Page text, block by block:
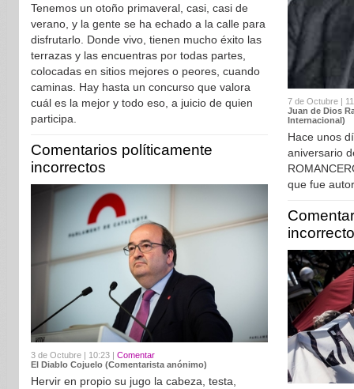
Tenemos un otoño primaveral, casi, casi de
verano, y la gente se ha echado a la calle para
disfrutarlo. Donde vivo, tienen mucho éxito las
terrazas y las encuentras por todas partes,
colocadas en sitios mejores o peores, cuando
caminas. Hay hasta un concurso que valora
cuál es la mejor y todo eso, a juicio de quien
participa.
Comentarios políticamente
incorrectos
3 de Octubre | 10:23 | Comentar
El Diablo Cojuelo (Comentarista anónimo)
Hervir en propio su jugo la cabeza, testa,
7 de Octubre |
Juan de Dios
Internacional)
Hace unos
aniversario
que fue